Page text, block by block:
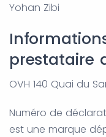
Yohan Zibi
prestataire
OVH 140 Quai du
Numéro de
est une marque